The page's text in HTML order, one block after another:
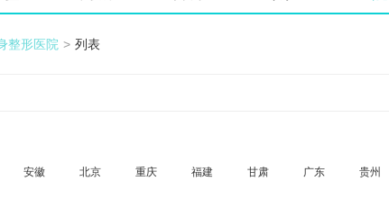
整形医院 > 列表
安徽 北京 重庆 福建 甘肃 广东 贵州